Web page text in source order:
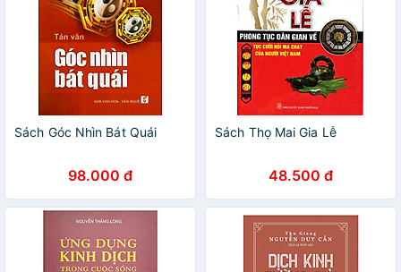
Sách Góc Nhìn Bát Quái
98.000 đ
Sách Thọ Mai Gia Lễ
48.500 đ